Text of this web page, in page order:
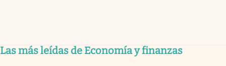
Las más leídas de Economía y finanzas